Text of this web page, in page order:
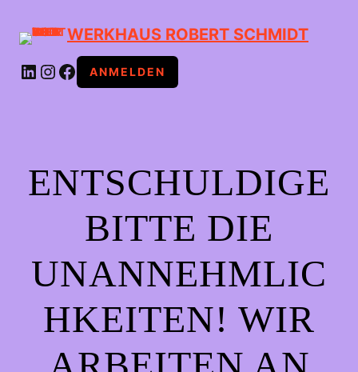
WERKHAUS ROBERT SCHMIDT
LINKEDIN INSTAGRAMFACEBOOK ANMELDEN
ENTSCHULDIGE
BITTE DIE
UNANNEHMLIC
HKEITEN! WIR